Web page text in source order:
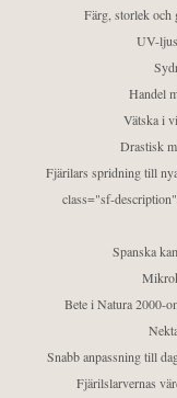
Färg, storlek och
UV-
Handel
Vätska i
Drastisk
Fjärilars spridning till
class="sf-
Spanska
Bete i Natura 2000-
Snabb anpassning till
Fjärilslarvernas